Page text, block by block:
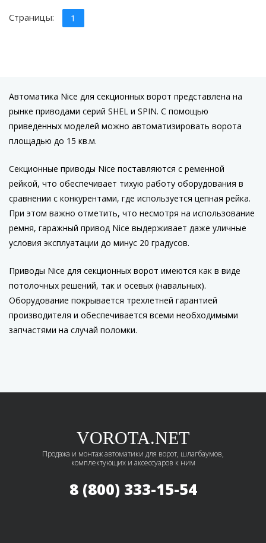
Страницы: 1
Автоматика Nice для секционных ворот представлена на
рынке приводами серий SHEL и SPIN. С помощью
приведенных моделей можно автоматизировать ворота
площадью до 15 кв.м.
Секционные приводы Nice поставляются с ременной
рейкой, что обеспечивает тихую работу оборудования в
сравнении с конкурентами, где используется цепная рейка.
При этом важно отметить, что несмотря на использование
ремня, гаражный привод Nice выдерживает даже уличные
условия эксплуатации до минус 20 градусов.
Приводы Nice для секционных ворот имеются как в виде
потолочных решений, так и осевых (навальных).
Оборудование покрывается трехлетней гарантией
производителя и обеспечивается всеми необходимыми
запчастями на случай поломки.
VOROTA.NET
Продажа и монтаж автоматики для ворот, шлагбаумов,
комплектующих и аксессуаров к ним
8 (800) 333-15-54